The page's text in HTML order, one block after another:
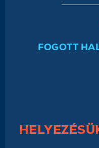
FOGOTT